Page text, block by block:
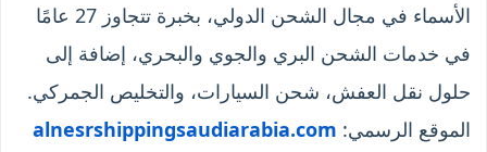
الأسماء في مجال الشحن الدولي، بخبرة تتجاوز 27 عامًا
في خدمات الشحن البري والجوي والبحري، إضافة إلى
حلول نقل العفش، شحن السيارات، والتخليص الجمركي.
الموقع الرسمي: alnesrshippingsaudiarabia.com